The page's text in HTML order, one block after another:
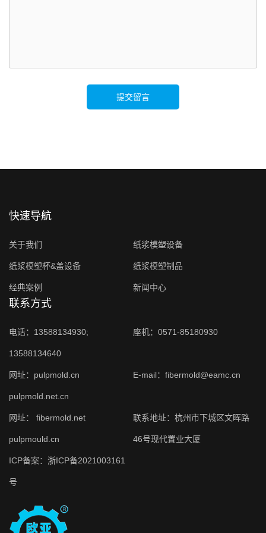
提交留言
快速导航
关于我们 纸浆模塑设备
纸浆模塑杯&盖设备 纸浆模塑制品
经典案例 新闻中心
联系方式
电话：13588134930;
13588134640
座机：0571-85180930
网址： pulpmold.cn
pulpmold.net.cn
E-mail：fibermold@eamc.cn
网址： fibermold.net
pulpmould.cn
联系地址：杭州市下城区文晖路
46号现代置业大厦
ICP备案： 浙ICP备2021003161
号